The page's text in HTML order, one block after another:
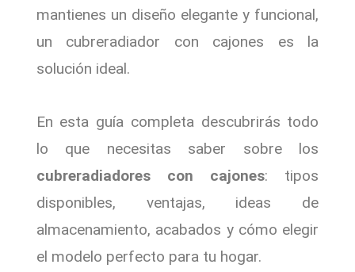
mantienes un diseño elegante y funcional,
un cubreradiador con cajones es la
solución ideal.
En esta guía completa descubrirás todo
lo que necesitas saber sobre los
cubreradiadores con cajones: tipos
disponibles, ventajas, ideas de
almacenamiento, acabados y cómo elegir
el modelo perfecto para tu hogar.